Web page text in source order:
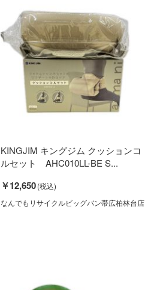
KINGJIM キングジム クッションコ
ルセット AHC010LL-BE S...
￥12,650
なんでもリサイクルビッグバン帯広柏林台店